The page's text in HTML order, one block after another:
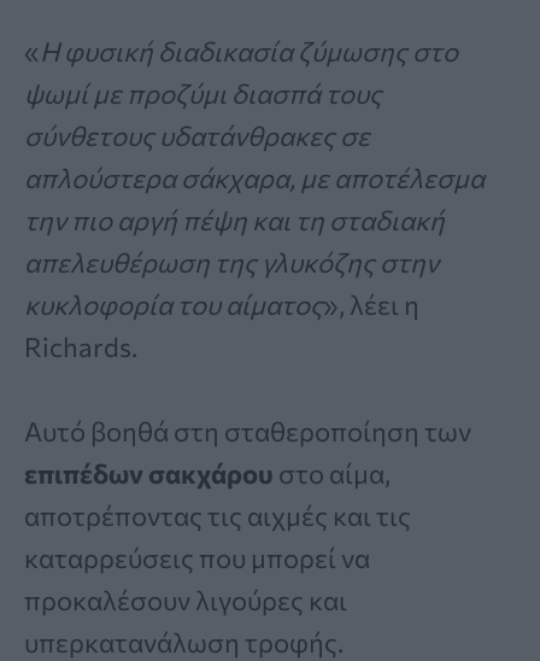
«Η φυσική διαδικασία ζύμωσης στο
ψωμί με προζύμι διασπά τους
σύνθετους υδατάνθρακες σε
απλούστερα σάκχαρα, με αποτέλεσμα
την πιο αργή πέψη και τη σταδιακή
απελευθέρωση της γλυκόζης στην
κυκλοφορία του αίματος», λέει η
Richards.
Αυτό βοηθά στη σταθεροποίηση των
επιπέδων σακχάρου στο αίμα,
αποτρέποντας τις αιχμές και τις
καταρρεύσεις που μπορεί να
προκαλέσουν λιγούρες και
υπερκατανάλωση τροφής.